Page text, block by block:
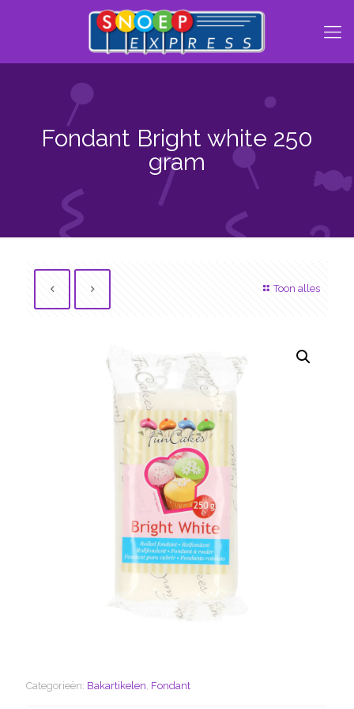
Fondant Bright white 250
gram
Toon alles
Categorieën: Bakartikelen, Fondant